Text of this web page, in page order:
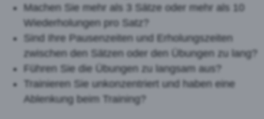
Machen Sie mehr als 3 Sätze oder mehr als 10
Wiederholungen pro Satz?
Sind Ihre Pausenzeiten und Erholungszeiten
zwischen den Sätzen oder den Übungen zu lang?
Führen Sie die Übungen zu langsam aus?
Trainieren Sie unkonzentriert und haben eine
Ablenkung beim Training?